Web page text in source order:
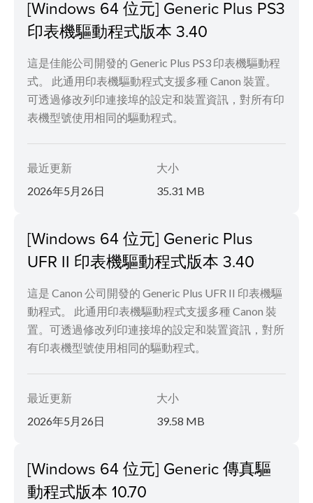
[Windows 64 位元] Generic Plus PS3
印表機驅動程式版本 3.40
這是佳能公司開發的 Generic Plus PS3 印表機驅動程
式。 此通用印表機驅動程式支援多種 Canon 裝置。
可透過修改列印連接埠的設定和裝置資訊，對所有印
表機型號使用相同的驅動程式。
最近更新
2026年5月26日
大小
35.31 MB
[Windows 64 位元] Generic Plus
UFR II 印表機驅動程式版本 3.40
這是 Canon 公司開發的 Generic Plus UFR II 印表機驅
動程式。 此通用印表機驅動程式支援多種 Canon 裝
置。可透過修改列印連接埠的設定和裝置資訊，對所
有印表機型號使用相同的驅動程式。
最近更新
2026年5月26日
大小
39.58 MB
[Windows 64 位元] Generic 傳真驅
動程式版本 10.70